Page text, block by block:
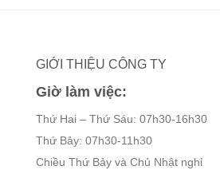
GIỚI THIỆU CÔNG TY
Giờ làm việc:
Thứ Hai – Thứ Sáu: 07h30-16h30
Thứ Bảy: 07h30-11h30
Chiều Thứ Bảy và Chủ Nhật nghỉ